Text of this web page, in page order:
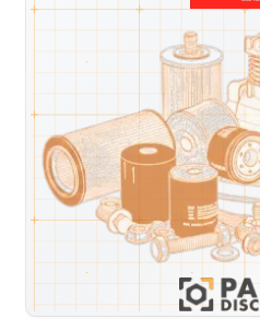
Expédition et Retours
sous 48-
72h
—
Sous réserve
Livraison
transporteurs.
France
métropolitaine
Livraison
TOM).
totale
Pas de
calculé
votre